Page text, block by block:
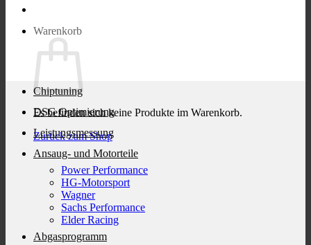
Warenkorb
Es befinden sich keine Produkte im Warenkorb.
Zurück zum Shop
Chiptuning
DSG Optimierung
Leistungsmessung
Ansaug- und Motorteile
Power Performance
HG-Motorsport
Wagner
Sachs Performance
Elder Racing
Abgasprogramm